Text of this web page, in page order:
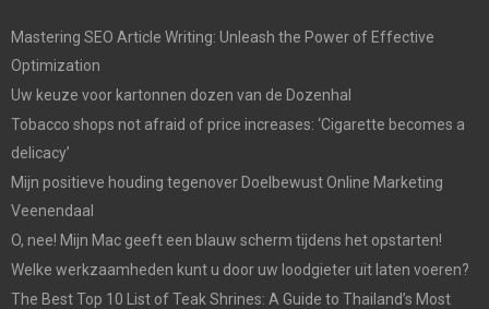
Mastering SEO Article Writing: Unleash the Power of Effective
Optimization
Uw keuze voor kartonnen dozen van de Dozenhal
Tobacco shops not afraid of price increases: ‘Cigarette becomes a
delicacy’
Mijn positieve houding tegenover Doelbewust Online Marketing
Veenendaal
O, nee! Mijn Mac geeft een blauw scherm tijdens het opstarten!
Welke werkzaamheden kunt u door uw loodgieter uit laten voeren?
The Best Top 10 List of Teak Shrines: A Guide to Thailand’s Most